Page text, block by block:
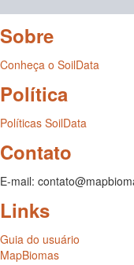
Sobre
Conheça o SoilData
Política
Políticas SoilData
Contato
E-mail:
Links
Guia do usuário
MapBiomas